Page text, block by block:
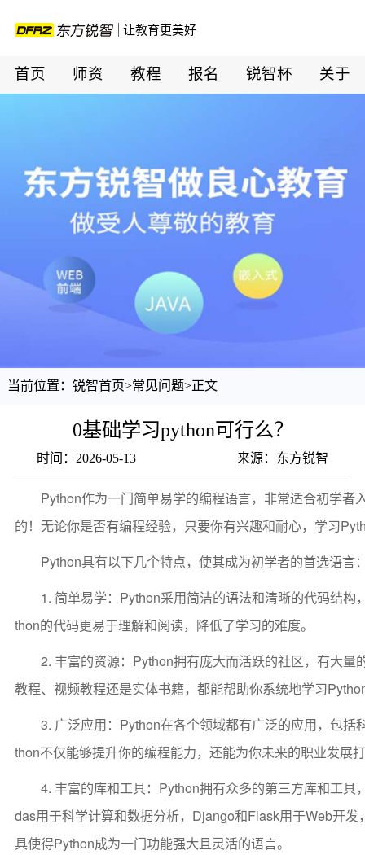
让教育更美好
首页 师资 教程 报名 锐智杯 关于
当前位置： 锐智首页>常见问题>正文
0基础学习python可行么？
时间：2026-05-13 来源：东方锐智
Python作为一门简单易学的编程语言，非常适合初学
的！无论你是否有编程经验，只要你有兴趣和耐心，学习
Python具有以下几个特点，使其成为初学者的首选语言
1. 简单易学：Python采用简洁的语法和清晰的代码结
thon的代码更易于理解和阅读，降低了学习的难度。
2. 丰富的资源：Python拥有庞大而活跃的社区，有大
教程、视频教程还是实体书籍，都能帮助你系统地学习
3. 广泛应用：Python在各个领域都有广泛的应用，包
thon不仅能够提升你的编程能力，还能为你未来的职业发展
4. 丰富的库和工具：Python拥有众多的第三方库和工
das用于科学计算和数据分析，Django和Flask用于Web开
具使得Python成为一门功能强大且灵活的语言。